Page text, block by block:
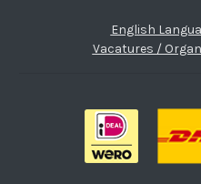
English
Vacatures /